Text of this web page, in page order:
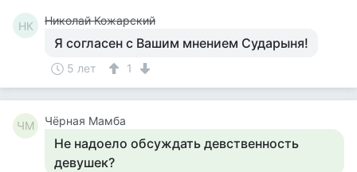
НК Николай Кожарский
Я согласен с Вашим мнением Сударыня!
5 лет 1
ЧМ Чёрная Мамба
Не надоело обсуждать девственность
девушек?